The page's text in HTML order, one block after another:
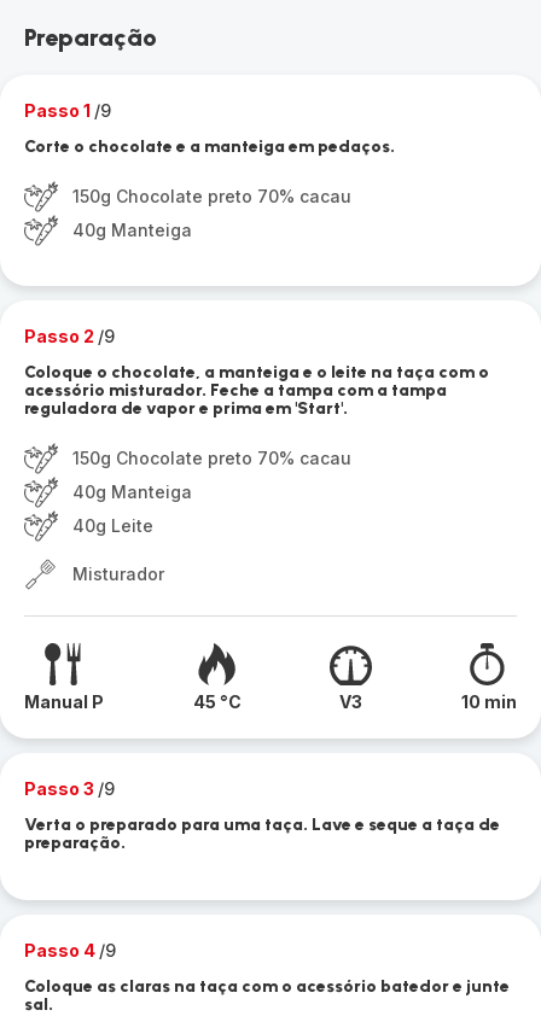
Preparação
Passo 1 /9
Corte o chocolate e a manteiga em pedaços.
150g Chocolate preto 70% cacau
40g Manteiga
Passo 2 /9
Coloque o chocolate, a manteiga e o leite na taça com o
acessório misturador. Feche a tampa com a tampa
reguladora de vapor e prima em 'Start'.
150g Chocolate preto 70% cacau
40g Manteiga
40g Leite
Misturador
Manual P 45 °C V3 10 min
Passo 3 /9
Verta o preparado para uma taça. Lave e seque a taça de
preparação.
Passo 4 /9
Coloque as claras na taça com o acessório batedor e junte
sal.